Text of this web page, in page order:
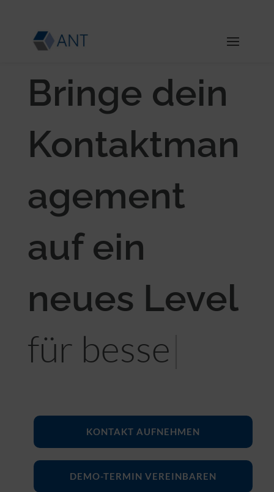
Bringe dein
Kontaktman
agement
auf ein
neues Level
für bessere